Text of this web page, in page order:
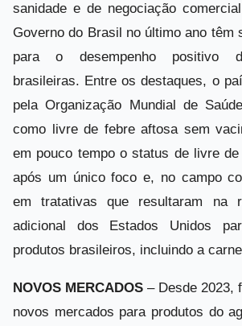
sanidade e de negociação
Governo do Brasil no último ano têm
para o desempenho positivo
brasileiras. Entre os destaques, o
pela Organização Mundial de
como livre de febre aftosa sem
em pouco tempo o status de livre
após um único foco e, no campo
em tratativas que resultaram na
adicional dos Estados Unidos
produtos brasileiros, incluindo a
NOVOS MERCADOS – Desde 2023,
novos mercados para produtos do